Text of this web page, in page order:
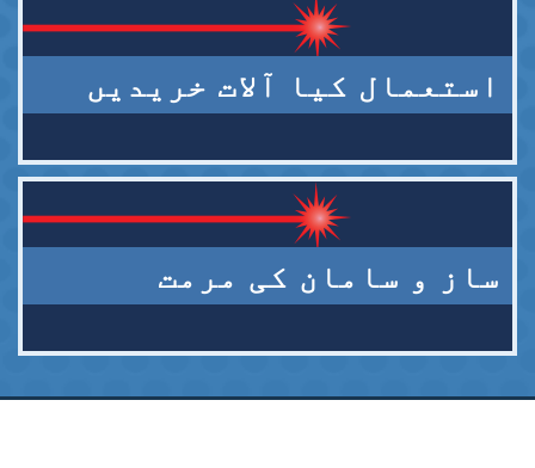
استعمال کیا آلات خریدیں
ساز و سامان کی مرمت